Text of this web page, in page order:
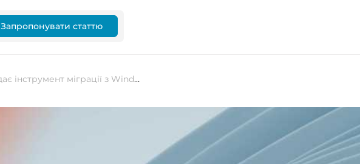
Запропонувати статтю
Microsoft додає інструмент міграції з Windows 10 на Windows 11